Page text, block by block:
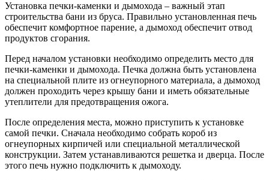
Установка печки-каменки и дымохода – важный этап
строительства бани из бруса. Правильно установленная печь
обеспечит комфортное парение, а дымоход обеспечит отвод
продуктов сгорания.
Перед началом установки необходимо определить место для
печки-каменки и дымохода. Печка должна быть установлена
на специальной плите из огнеупорного материала, а дымоход
должен проходить через крышу бани и иметь обязательные
утеплители для предотвращения ожога.
После определения места, можно приступить к установке
самой печки. Сначала необходимо собрать короб из
огнеупорных кирпичей или специальной металлической
конструкции. Затем устанавливаются решетка и дверца. После
этого печь нужно подключить к дымоходу.